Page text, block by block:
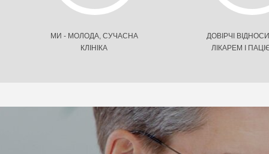
МИ - МОЛОДА, СУЧАСНА
КЛІНІКА
ДОВІРЧІ
ЛІКАРЕМ І